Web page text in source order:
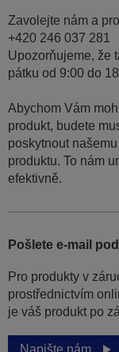
Zavolejte nám a
+420 246 037 281
Upozorňujeme, že
pátku od 9:00 do
Abychom Vám
produkt, budete
poskytnout
produktu. To nám
efektivně.
Pošlete e-mail
Pro produkty v
prostřednictvím
je váš produkt po